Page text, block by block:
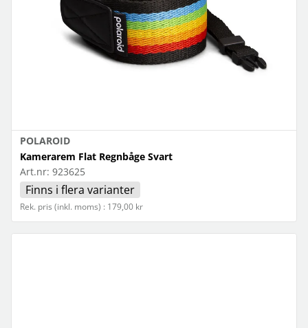
POLAROID
Kamerarem Flat Regnbåge Svart
Art.nr: 923625
Finns i flera varianter
Rek. pris (inkl. moms) : 179,00 kr